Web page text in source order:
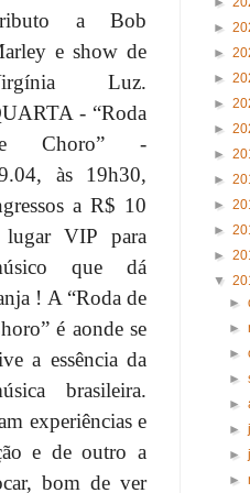
a Bob
e show de
Luz.
- “Roda
Choro” -
às 19h30,
a R$ 10
VIP para
que dá
! A “Roda de
é aonde se
a essência da
brasileira.
experiências e
e de outro a
bom de ver
►
►
►
►
►
►
►
►
►
►
▼
►
►
►
►
►
►
►
►